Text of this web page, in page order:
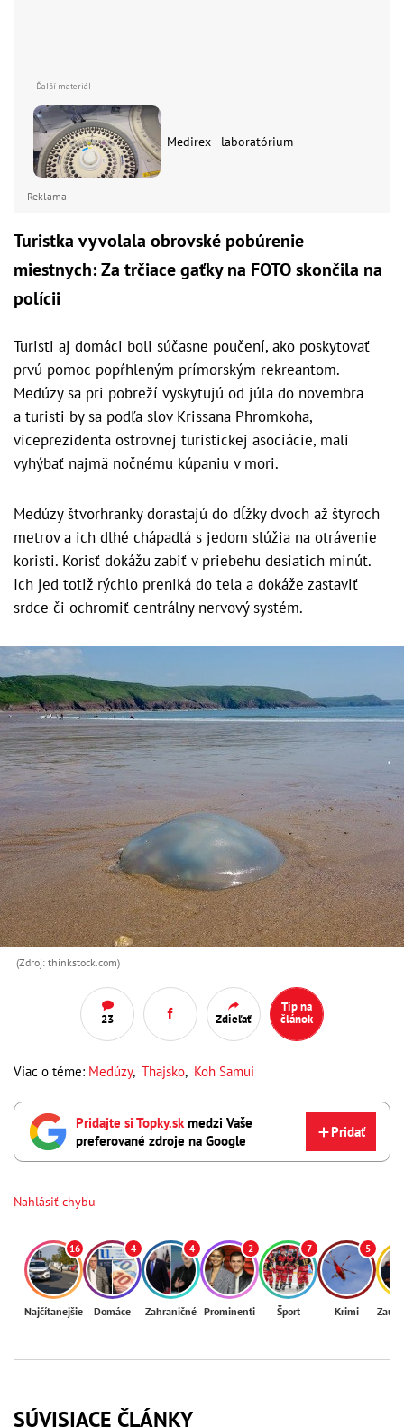
Medirex - laboratórium
Reklama
Turistka vyvolala obrovské pobúrenie
miestnych: Za trčiace gaťky na FOTO skončila na
polícii
Turisti aj domáci boli súčasne poučení, ako poskytovať
prvú pomoc popŕhleným prímorským rekreantom.
Medúzy sa pri pobreží vyskytujú od júla do novembra
a turisti by sa podľa slov Krissana Phromkoha,
viceprezidenta ostrovnej turistickej asociácie, mali
vyhýbať najmä nočnému kúpaniu v mori.
Medúzy štvorhranky dorastajú do dĺžky dvoch až štyroch
metrov a ich dlhé chápadlá s jedom slúžia na otrávenie
koristi. Korisť dokážu zabiť v priebehu desiatich minút.
Ich jed totiž rýchlo preniká do tela a dokáže zastaviť
srdce či ochromiť centrálny nervový systém.
(Zdroj: thinkstock.com)
23 Zdieľať
Tip na
článok
Viac o téme: Medúzy, Thajsko, Koh Samui
Pridajte si Topky.sk medzi Vaše
preferované zdroje na Google
Pridať
Nahlásiť chybu
16
Najčítanejšie
4
Domáce
4
Zahraničné
2
Prominenti
7
Šport
5
Krimi
SÚVISIACE ČLÁNKY